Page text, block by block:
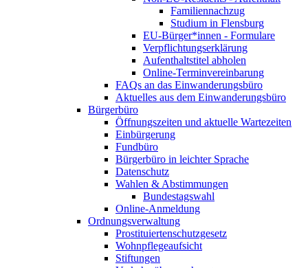
Familiennachzug
Studium in Flensburg
EU-Bürger*innen - Formulare
Verpflichtungserklärung
Aufenthaltstitel abholen
Online-Terminvereinbarung
FAQs an das Einwanderungsbüro
Aktuelles aus dem Einwanderungsbüro
Bürgerbüro
Öffnungszeiten und aktuelle Wartezeiten
Einbürgerung
Fundbüro
Bürgerbüro in leichter Sprache
Datenschutz
Wahlen & Abstimmungen
Bundestagswahl
Online-Anmeldung
Ordnungsverwaltung
Prostituiertenschutzgesetz
Wohnpflegeaufsicht
Stiftungen